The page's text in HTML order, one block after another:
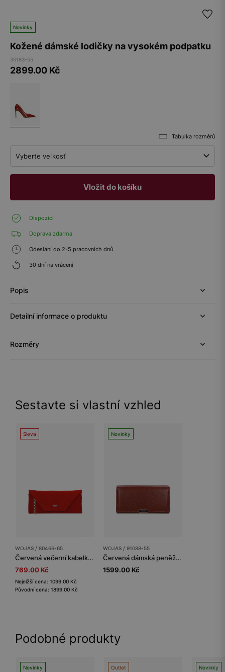
Novinky
Kožené dámské lodičky na vysokém podpatku
35183-55
2899.00 Kč
Tabulka rozměrů
Vyberte veľkosť
Vložit do košíku
Dispozici
Doprava zdarma
Odeslání do 2-5 pracovních dnů
30 dní na vrácení
Popis
Detailní informace o produktu
Rozměry
Sestavte si vlastní vzhled
Sleva
WOJAS / 80466-65
Červená večerní kabelka z veluru
769.00 Kč
Nejnižší cena: 1099.00 Kč
Původní cena: 1899.00 Kč
Novinky
WOJAS / 91088-55
Červená dámská peněženka z hladké kůže
1599.00 Kč
Podobné produkty
Novinky Outlet Novinky